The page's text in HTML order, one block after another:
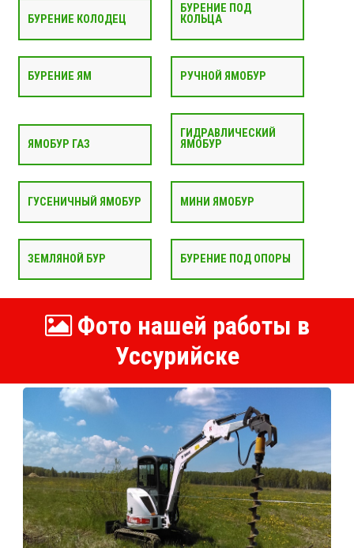
БУРЕНИЕ КОЛОДЕЦ
БУРЕНИЕ ПОД
КОЛЬЦА
БУРЕНИЕ ЯМ РУЧНОЙ ЯМОБУР
ЯМОБУР ГАЗ
ГИДРАВЛИЧЕСКИЙ
ЯМОБУР
ГУСЕНИЧНЫЙ ЯМОБУР МИНИ ЯМОБУР
ЗЕМЛЯНОЙ БУР БУРЕНИЕ ПОД ОПОРЫ
Фото нашей работы в
Уссурийске